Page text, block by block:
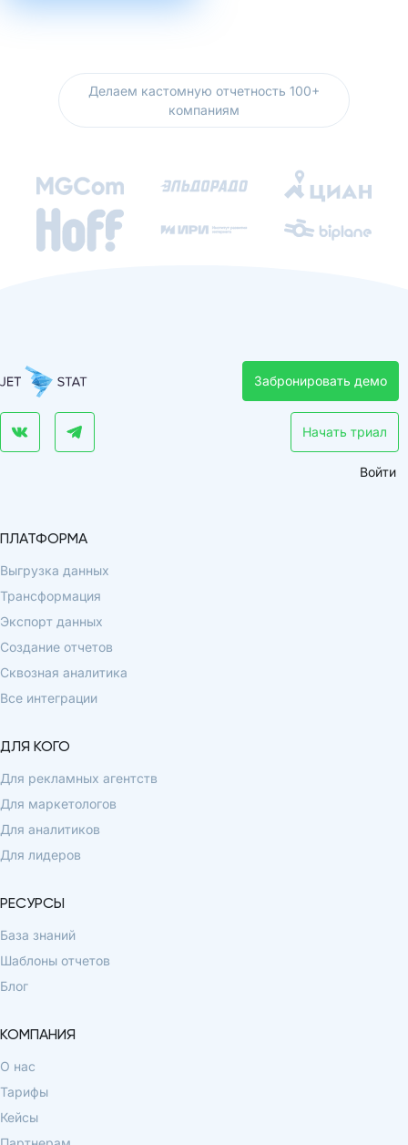
Делаем кастомную отчетность 100+
компаниям
Забронировать демо
Начать триал
Войти
ПЛАТФОРМА
Выгрузка данных
Трансформация
Экспорт данных
Создание отчетов
Сквозная аналитика
Все интеграции
ДЛЯ КОГО
Для рекламных агентств
Для маркетологов
Для аналитиков
Для лидеров
РЕСУРСЫ
База знаний
Шаблоны отчетов
Блог
КОМПАНИЯ
О нас
Тарифы
Кейсы